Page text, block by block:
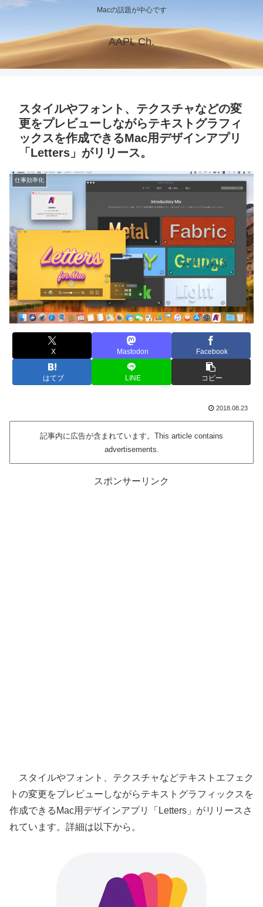
Macの話題が中心です
AAPL Ch.
スタイルやフォント、テクスチャなどの変
更をプレビューしながらテキストグラフィ
ックスを作成できるMac用デザインアプリ
「Letters」がリリース。
仕事効率化
X Mastodon Facebook
はてブ LINE コピー
2018.08.23
記事内に広告が含まれています。This article contains
advertisements.
スポンサーリンク
スタイルやフォント、テクスチャなどテキストエフェク
トの変更をプレビューしながらテキストグラフィックスを
作成できるMac用デザインアプリ「Letters」がリリースさ
れています。詳細は以下から。